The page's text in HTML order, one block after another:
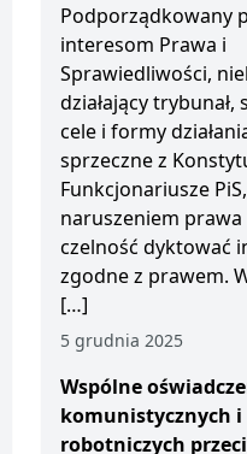
Podporządkowany
interesom Prawa i
Sprawiedliwości,
działający trybunał,
cele i formy
sprzeczne z
Funkcjonariusze
naruszeniem prawa
czelność dyktować
zgodne z prawem.
[…]
5 grudnia 2025
Wspólne
komunistycznych i
robotniczych